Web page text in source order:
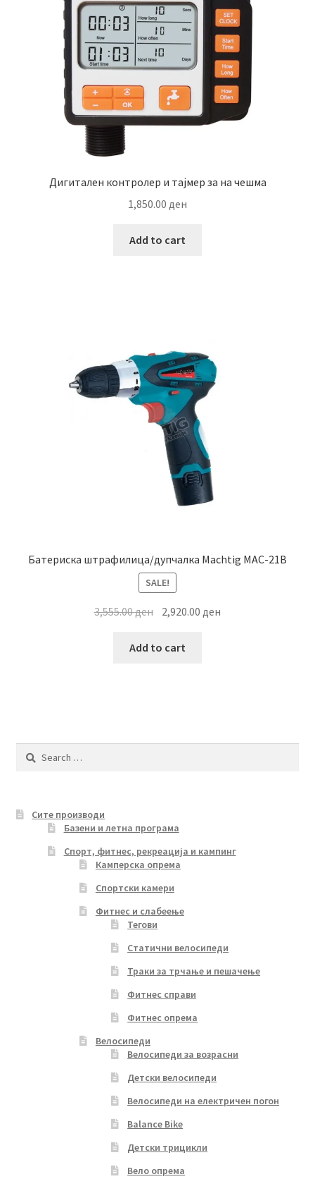
Дигитален контролер и тајмер за на чешма
1,850.00 ден
Add to cart
Батериска штрафилица/дупчалка Machtig MAC-21B
SALE!
3,555.00ден Original
was:
2,920.00ден
Add to cart
Search
Сите производи
Базени и летна програма
Спорт, фитнес, рекреација и кампинг
Камперска опрема
Спортски камери
Фитнес и слабеење
Тегови
Статични велосипеди
Траки за трчање и пешачење
Фитнес справи
Фитнес опрема
Велосипеди
Велосипеди за возрасни
Детски велосипеди
Велосипеди на електричен погон
Balance Bike
Детски трицикли
Вело опрема